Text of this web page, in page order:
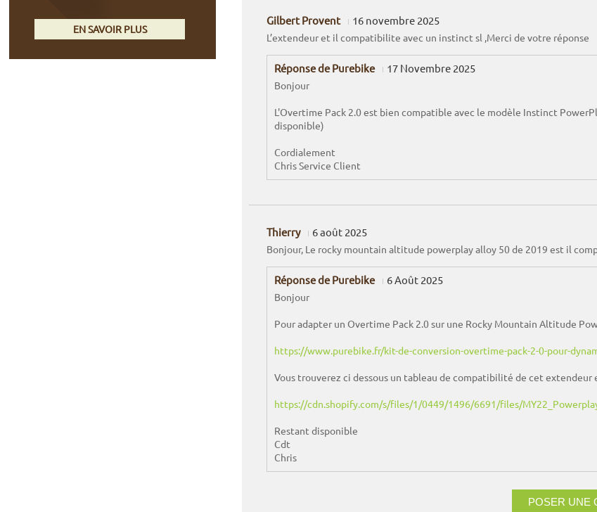
Gilbert Provent 16 novembre 2025
L’extendeur et il compatibilite avec un instinct sl ,Merci de votre réponse
Réponse de Purebike 17 Novembre 2025
Bonjour
L'Overtime Pack 2.0 est bien compatible avec le modèle Instinct
disponible)
Cordialement
Chris Service Client
Thierry 6 août 2025
Bonjour, Le rocky mountain altitude powerplay alloy 50 de 2019 est il
Réponse de Purebike 6 Août 2025
Bonjour
Pour adapter un Overtime Pack 2.0 sur une Rocky Mountain Altitude
https://www.purebike.fr/kit-de-conversion-overtime-pack-2-0-pour-
Vous trouverez ci dessous un tableau de compatibilité de cet
https://cdn.shopify.com/s/files/1/0449/1496/6691/files/
Restant disponible
Cdt
Chris
POSER UNE
EN SAVOIR PLUS